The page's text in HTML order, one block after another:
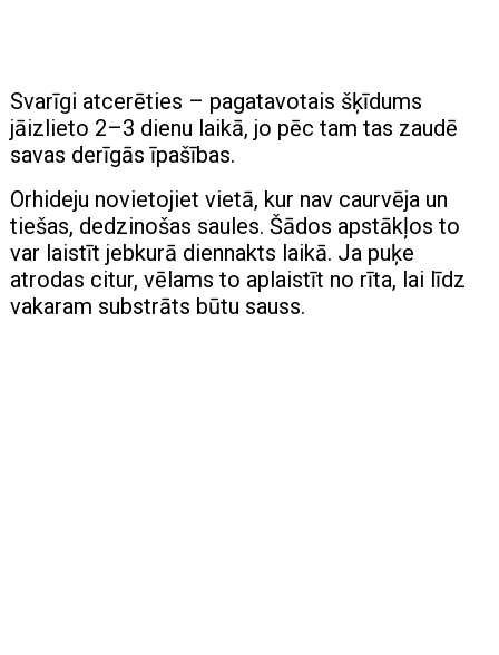
Svarīgi atcerēties – pagatavotais šķīdums
jāizlieto 2–3 dienu laikā, jo pēc tam tas zaudē
savas derīgās īpašības.
Orhideju novietojiet vietā, kur nav caurvēja un
tiešas, dedzinošas saules. Šādos apstākļos to
var laistīt jebkurā diennakts laikā. Ja puķe
atrodas citur, vēlams to aplaistīt no rīta, lai līdz
vakaram substrāts būtu sauss.